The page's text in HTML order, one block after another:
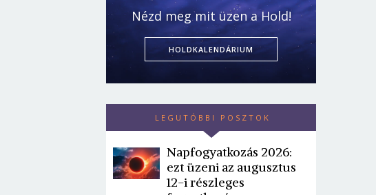
Nézd meg mit üzen a Hold!
HOLDKALENDÁRIUM
LEGUTÓBBI POSZTOK
Napfogyatkozás 2026:
ezt üzeni az augusztus
12-i részleges